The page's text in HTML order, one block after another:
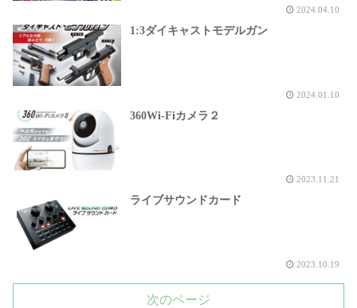
2024.04.10
1:3ダイキャストモデルガン
2024.01.10
360Wi-Fiカメラ２
2023.11.21
ライブサウンドカード
2023.10.19
次のページ